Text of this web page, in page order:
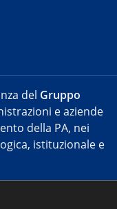
del Gruppo
e aziende
della PA, nei
istituzionale e